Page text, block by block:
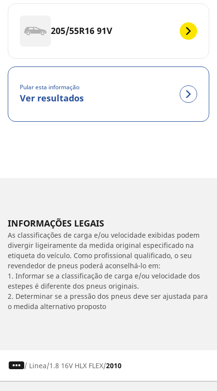
205/55R16 91V
Pular esta informação
Ver resultados
INFORMAÇÕES LEGAIS
As classificações de carga e/ou velocidade exibidas podem
divergir ligeiramente da medida original especificado na
etiqueta do veículo. Como profissional qualificado, o seu
revendedor de pneus poderá aconselhá-lo em:
1. Informar se a classificação de carga e/ou velocidade dos
estepes é diferente dos pneus originais.
2. Determinar se a pressão dos pneus deve ser ajustada para
o medida alternativo proposto
/ Linea 1.8 16V HLX FLEX 2010